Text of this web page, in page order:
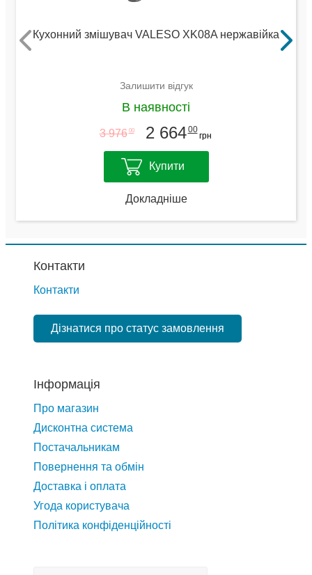
Кухонний змішувач VALESO XK08A нержавійка
Залишити відгук
В наявності
3 976 00 2 66400
грн
Купити
Докладніше
Контакти
Контакти
Дізнатися про статус замовлення
Інформація
Про магазин
Дисконтна система
Постачальникам
Повернення та обмін
Доставка і оплата
Угода користувача
Політика конфіденційності